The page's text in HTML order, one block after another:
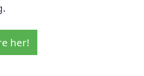
her!